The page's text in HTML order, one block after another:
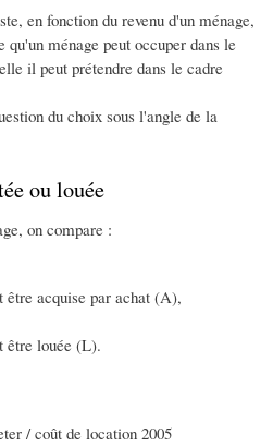
en fonction du revenu d'un ménage,
ménage peut occuper dans le
il peut prétendre dans le cadre
du choix sous l'angle de la
ou louée
on compare :
être acquise par achat (A),
être louée (L).
/ coût de location 2005